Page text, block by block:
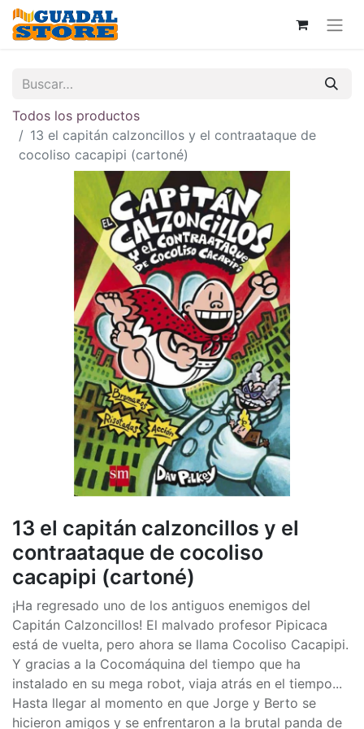
Todos los productos
13 el capitán calzoncillos y el contraataque de
cocoliso cacapipi (cartoné)
13 el capitán calzoncillos y el
contraataque de cocoliso
cacapipi (cartoné)
¡Ha regresado uno de los antiguos enemigos del
Capitán Calzoncillos! El malvado profesor Pipicaca
está de vuelta, pero ahora se llama Cocoliso Cacapipi.
Y gracias a la Cocomáquina del tiempo que ha
instalado en su mega robot, viaja atrás en el tiempo...
Hasta llegar al momento en que Jorge y Berto se
hicieron amigos y se enfrentaron a la brutal panda de